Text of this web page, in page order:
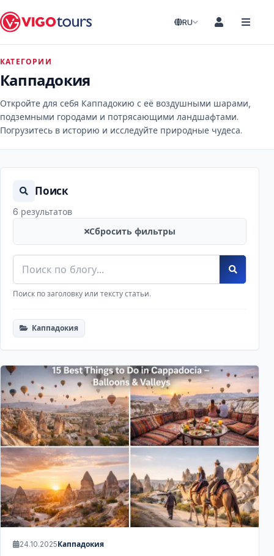
RU
КАТЕГОРИИ
Каппадокия
Откройте для себя Каппадокию с её воздушными шарами,
подземными городами и потрясающими ландшафтами.
Погрузитесь в историю и исследуйте природные чудеса.
Поиск
6 результатов
Сбросить фильтры
Поиск по заголовку или тексту статьи.
Каппадокия
24.10.2025Каппадокия